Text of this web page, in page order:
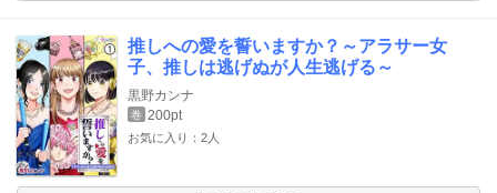
推しへの愛を誓いますか？～アラサー女
子、推しは逃げぬが人生逃げる～
黒野カンナ
巻 200pt
お気に入り：2人